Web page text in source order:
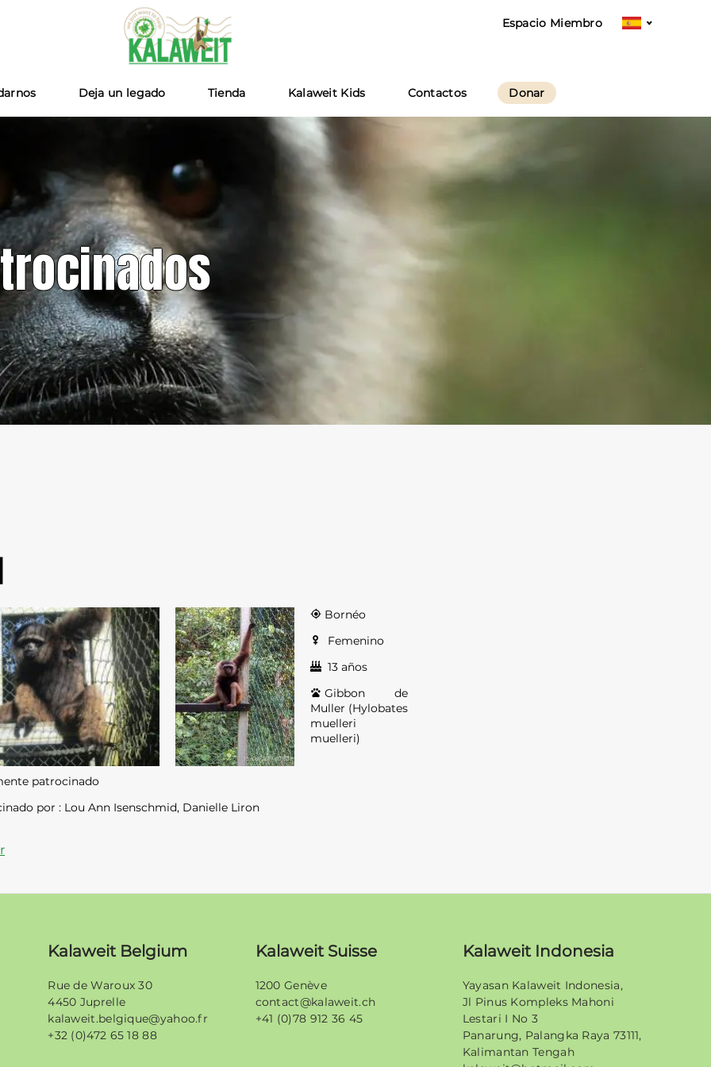
Elegir
Espacio Miembro
Deja un legado Tienda Kalaweit Kids Contactos Donar
Bornéo
Femenino
13 años
Gibbon de
Muller (Hylobates
muelleri
muelleri)
patrocinado
por : Lou Ann Isenschmid, Danielle Liron
Kalaweit Belgium
Rue de Waroux 30
4450 Juprelle
kalaweit.belgique@yahoo.fr
+32 (0)472 65 18 88
Kalaweit Suisse
1200 Genève
contact@kalaweit.ch
+41 (0)78 912 36 45
Kalaweit Indonesia
Yayasan Kalaweit Indonesia,
Jl Pinus Kompleks Mahoni
Lestari I No 3
Panarung, Palangka Raya 73111,
Kalimantan Tengah